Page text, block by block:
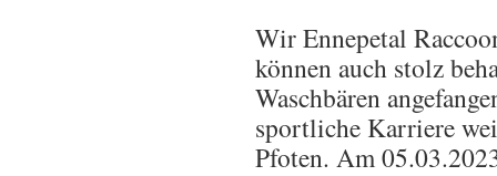
Wir Ennepetal
können auch stolz
Waschbären
sportliche Karriere
Pfoten. Am